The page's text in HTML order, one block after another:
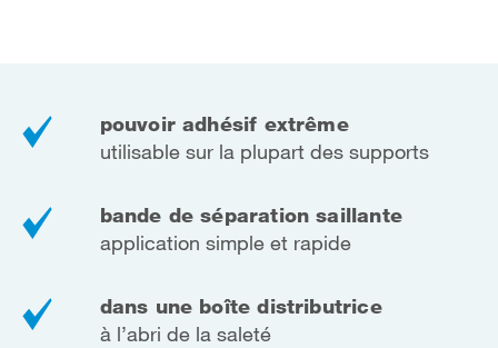
pouvoir adhésif extrême
utilisable sur la plupart des supports
bande de séparation saillante
application simple et rapide
dans une boîte distributrice
à l’abri de la saleté